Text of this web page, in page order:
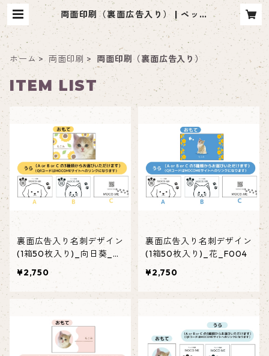
両面印刷（裏面広告入り） | ペット
名刺 moco me（モコミー）
ホーム 両面印刷 両面印刷（裏面広告入り）
ITEM LIST
裏面広告入り名刺デザイン
(1箱50枚入り)_向日葵_SF
¥2,750
裏面広告入り名刺デザイン
(1箱50枚入り)_花_F004
¥2,750